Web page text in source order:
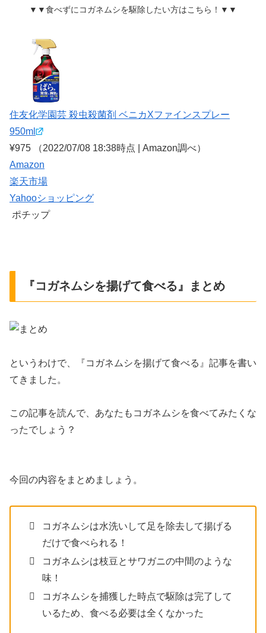
▼▼食べずにコガネムシを駆除したい方はこちら！▼▼
住友化学園芸 殺虫殺菌剤 ベニカXファインスプレー
950ml
¥975
（2022/07/08 18:38時点 | Amazon調べ）
Amazon
楽天市場
Yahooショッピング
ポチップ
『コガネムシを揚げて食べる』まとめ
というわけで、『コガネムシを揚げて食べる』記事を書い
てきました。
この記事を読んで、あなたもコガネムシを食べてみたくな
ったでしょう？
今回の内容をまとめましょう。
コガネムシは水洗いして足を除去して揚げる
だけで食べられる！
コガネムシは枝豆とサワガニの中間のような
味！
コガネムシを捕獲した時点で駆除は完了して
いるため、食べる必要は全くなかった